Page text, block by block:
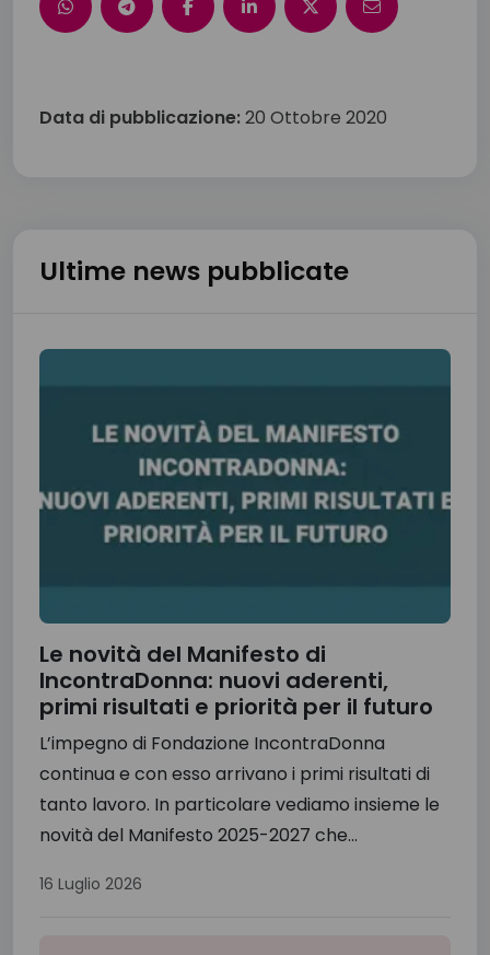
Data di pubblicazione:20 Ottobre 2020
Ultime news pubblicate
Le novità del Manifesto di
IncontraDonna: nuovi aderenti,
primi risultati e priorità per il futuro
L’impegno di Fondazione IncontraDonna
continua e con esso arrivano i primi risultati di
tanto lavoro. In particolare vediamo insieme le
novità del Manifesto 2025-2027 che...
16 Luglio 2026